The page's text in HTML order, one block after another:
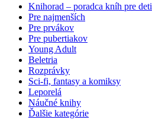
Knihorad – poradca kníh pre deti
Pre najmenších
Pre prvákov
Pre pubertiakov
Young Adult
Beletria
Rozprávky
Sci-fi, fantasy a komiksy
Leporelá
Náučné knihy
Ďalšie kategórie